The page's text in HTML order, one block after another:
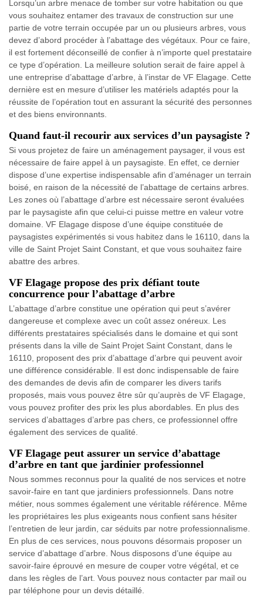
Lorsqu’un arbre menace de tomber sur votre habitation ou que
vous souhaitez entamer des travaux de construction sur une
partie de votre terrain occupée par un ou plusieurs arbres, vous
devez d’abord procéder à l’abattage des végétaux. Pour ce faire,
il est fortement déconseillé de confier à n’importe quel prestataire
ce type d’opération. La meilleure solution serait de faire appel à
une entreprise d’abattage d’arbre, à l’instar de VF Elagage. Cette
dernière est en mesure d’utiliser les matériels adaptés pour la
réussite de l’opération tout en assurant la sécurité des personnes
et des biens environnants.
Quand faut-il recourir aux services d’un paysagiste ?
Si vous projetez de faire un aménagement paysager, il vous est
nécessaire de faire appel à un paysagiste. En effet, ce dernier
dispose d’une expertise indispensable afin d’aménager un terrain
boisé, en raison de la nécessité de l’abattage de certains arbres.
Les zones où l’abattage d’arbre est nécessaire seront évaluées
par le paysagiste afin que celui-ci puisse mettre en valeur votre
domaine. VF Elagage dispose d’une équipe constituée de
paysagistes expérimentés si vous habitez dans le 16110, dans la
ville de Saint Projet Saint Constant, et que vous souhaitez faire
abattre des arbres.
VF Elagage propose des prix défiant toute
concurrence pour l’abattage d’arbre
L’abattage d’arbre constitue une opération qui peut s’avérer
dangereuse et complexe avec un coût assez onéreux. Les
différents prestataires spécialisés dans le domaine et qui sont
présents dans la ville de Saint Projet Saint Constant, dans le
16110, proposent des prix d’abattage d’arbre qui peuvent avoir
une différence considérable. Il est donc indispensable de faire
des demandes de devis afin de comparer les divers tarifs
proposés, mais vous pouvez être sûr qu’auprès de VF Elagage,
vous pouvez profiter des prix les plus abordables. En plus des
services d’abattages d’arbre pas chers, ce professionnel offre
également des services de qualité.
VF Elagage peut assurer un service d’abattage
d’arbre en tant que jardinier professionnel
Nous sommes reconnus pour la qualité de nos services et notre
savoir-faire en tant que jardiniers professionnels. Dans notre
métier, nous sommes également une véritable référence. Même
les propriétaires les plus exigeants nous confient sans hésiter
l’entretien de leur jardin, car séduits par notre professionnalisme.
En plus de ces services, nous pouvons désormais proposer un
service d’abattage d’arbre. Nous disposons d’une équipe au
savoir-faire éprouvé en mesure de couper votre végétal, et ce
dans les règles de l’art. Vous pouvez nous contacter par mail ou
par téléphone pour un devis détaillé.